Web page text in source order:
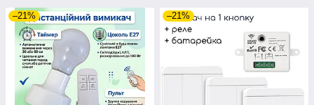
–21% –21%